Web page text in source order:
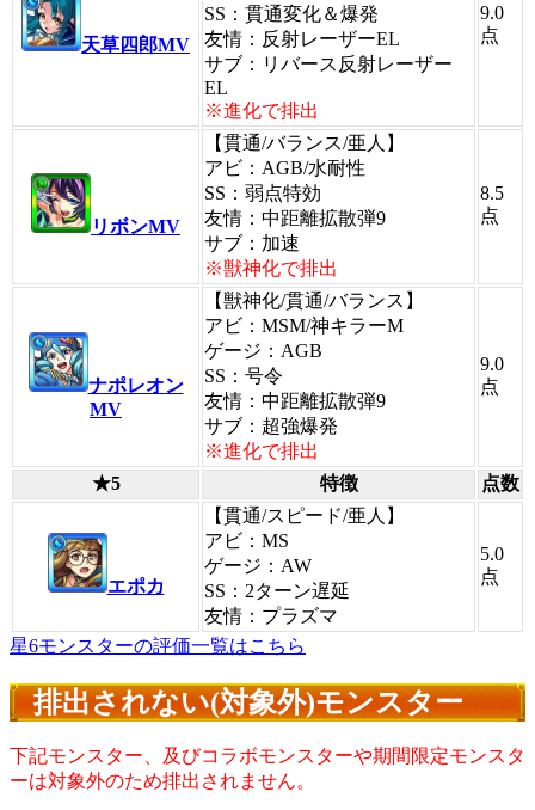
天草四郎MV
SS：貫通変化＆爆発
友情：反射レーザーEL
サブ：リバース反射レーザー
EL
※進化で排出
9.0
点
リボンMV
【貫通/バランス/亜人】
アビ：AGB/水耐性
SS：弱点特効
友情：中距離拡散弾9
サブ：加速
※獣神化で排出
8.5
点
ナポレオン
MV
【獣神化/貫通/バランス】
アビ：MSM/神キラーM
ゲージ：AGB
SS：号令
友情：中距離拡散弾9
サブ：超強爆発
※進化で排出
9.0
点
★5 特徴 点数
エポカ
【貫通/スピード/亜人】
アビ：MS
ゲージ：AW
SS：2ターン遅延
友情：プラズマ
5.0
点
星6モンスターの評価一覧はこちら
排出されない(対象外)モンスター
下記モンスター、及びコラボモンスターや期間限定モンスタ
ーは対象外のため排出されません。